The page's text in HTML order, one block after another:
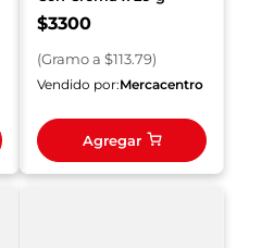
$3300
(Gramoa $113.79)
Vendido por:Mercacentro
Agregar